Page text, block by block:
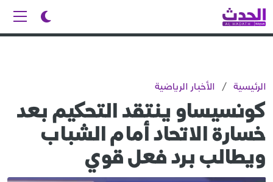
الرئيسية / الأخبار الرياضية
كونسيساو ينتقد التحكيم بعد
خسارة الاتحاد أمام الشباب
ويطالب برد فعل قوي